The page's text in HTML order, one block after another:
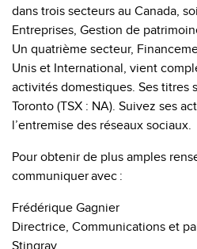
dans trois secteurs au Canada,
Entreprises, Gestion de
Un quatrième secteur,
Unis et International, vient
activités domestiques. Ses titres
Toronto (TSX : NA). Suivez ses
l’entremise des réseaux sociaux.
Pour obtenir de plus amples
communiquer avec :
Frédérique Gagnier
Directrice, Communications et